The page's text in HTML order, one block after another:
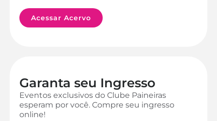
Acessar Acervo
Garanta seu Ingresso
Eventos exclusivos do Clube Paineiras
esperam por você. Compre seu ingresso
online!